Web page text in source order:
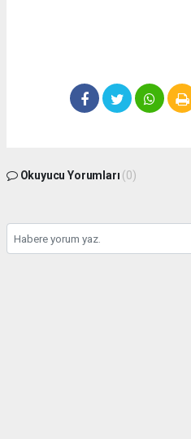
Okuyucu Yorumları (0)